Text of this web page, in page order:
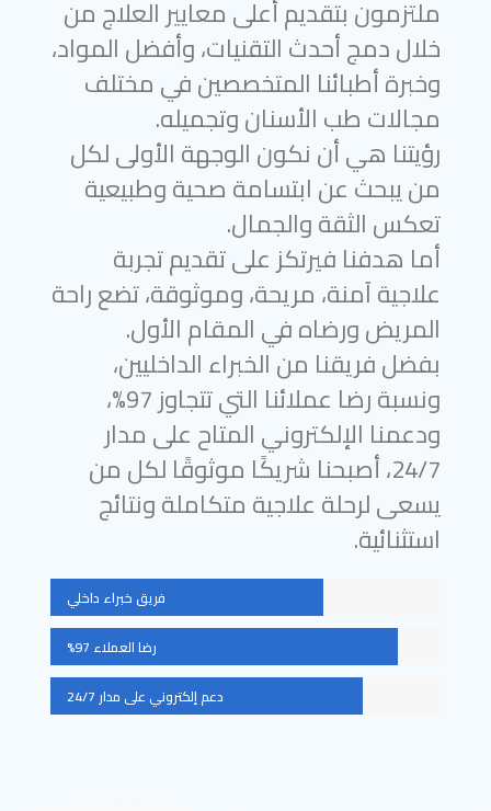
ملتزمون بتقديم أعلى معايير العلاج من
خلال دمج أحدث التقنيات، وأفضل المواد،
وخبرة أطبائنا المتخصصين في مختلف
مجالات طب الأسنان وتجميله.
رؤيتنا هي أن نكون الوجهة الأولى لكل
من يبحث عن ابتسامة صحية وطبيعية
تعكس الثقة والجمال.
أما هدفنا فيرتكز على تقديم تجربة
علاجية آمنة، مريحة، وموثوقة، تضع راحة
المريض ورضاه في المقام الأول.
بفضل فريقنا من الخبراء الداخليين،
ونسبة رضا عملائنا التي تتجاوز 97%،
ودعمنا الإلكتروني المتاح على مدار
24/7، أصبحنا شريكًا موثوقًا لكل من
يسعى لرحلة علاجية متكاملة ونتائج
استثنائية.
فريق خبراء داخلي
رضا العملاء 97%
دعم إلكتروني على مدار 24/7